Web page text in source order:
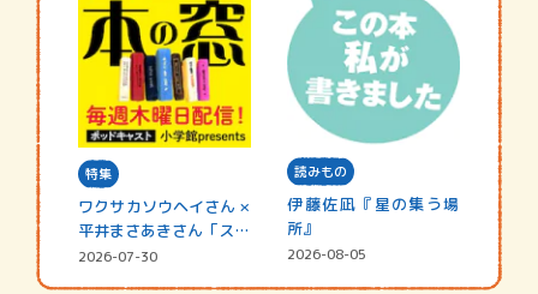
特集
ワクサカソウヘイさん ×
平井まさあきさん「スペ
シャ…
2026-07-30
読みもの
伊藤佐凪『星の集う場
所』
2026-08-05